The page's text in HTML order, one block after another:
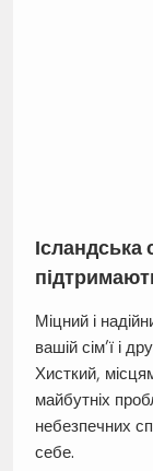
Ісландська
Міцний і
вашій сім’ї і
Хисткий,
майбутніх
небезпечних
себе.